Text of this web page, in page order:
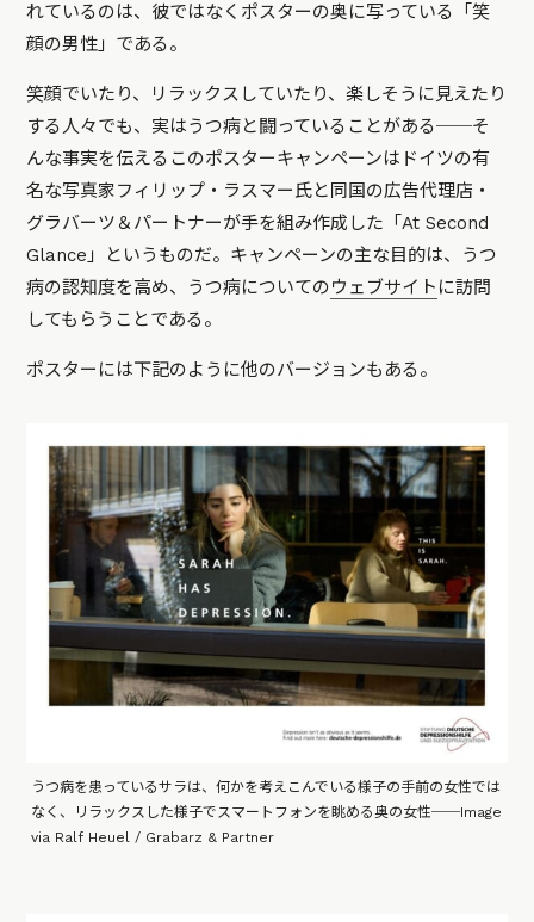
れているのは、彼ではなくポスターの奥に写っている「笑
顔の男性」である。
笑顔でいたり、リラックスしていたり、楽しそうに見えたり
する人々でも、実はうつ病と闘っていることがある──そ
んな事実を伝えるこのポスターキャンペーンはドイツの有
名な写真家フィリップ・ラスマー氏と同国の広告代理店・
グラバーツ＆パートナーが手を組み作成した「At Second
Glance」というものだ。キャンペーンの主な目的は、うつ
病の認知度を高め、うつ病についてのウェブサイト に訪問
してもらうことである。
ポスターには下記のように他のバージョンもある。
うつ病を患っているサラは、何かを考えこんでいる様子の手前の女性では
なく、リラックスした様子でスマートフォンを眺める奥の女性──Image
via Ralf Heuel / Grabarz & Partner